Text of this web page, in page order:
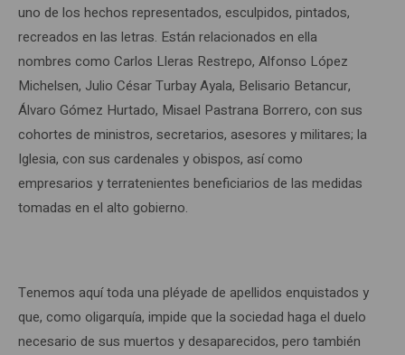
uno de los hechos representados, esculpidos, pintados,
recreados en las letras. Están relacionados en ella
nombres como Carlos Lleras Restrepo, Alfonso López
Michelsen, Julio César Turbay Ayala, Belisario Betancur,
Álvaro Gómez Hurtado, Misael Pastrana Borrero, con sus
cohortes de ministros, secretarios, asesores y militares; la
Iglesia, con sus cardenales y obispos, así como
empresarios y terratenientes beneficiarios de las medidas
tomadas en el alto gobierno.
Tenemos aquí toda una pléyade de apellidos enquistados y
que, como oligarquía, impide que la sociedad haga el duelo
necesario de sus muertos y desaparecidos, pero también